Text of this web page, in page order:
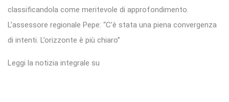
classificandola come meritevole di approfondimento.
L’assessore regionale Pepe: “C’è stata una piena convergenza
di intenti. L’orizzonte è più chiaro”
Leggi la notizia integrale su